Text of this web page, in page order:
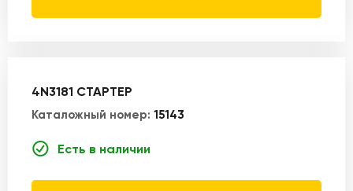
4N3181 СТАРТЕР
Каталожный номер: 15143
Есть в наличии